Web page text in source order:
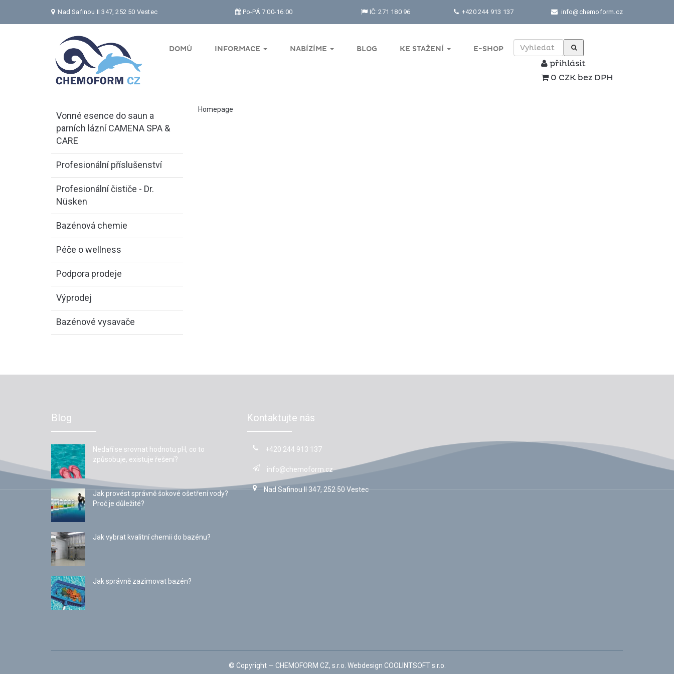
Nad Safinou II 347, 252 50 Vestec Po-PÁ 7:00-16:00 IČ: 271 180 96 +420 244 913 137 info@chemoform.cz
DOMŮ INFORMACE NABÍZÍME BLOG KE STAŽENÍ E-SHOP
přihlásit
0 CZK bez DPH
Vonné esence do saun a
parních lázní CAMENA SPA &
CARE
Profesionální příslušenství
Profesionální čističe - Dr.
Nüsken
Bazénová chemie
Péče o wellness
Podpora prodeje
Výprodej
Bazénové vysavače
Homepage
Blog
Nedaří se srovnat hodnotu pH, co to
způsobuje, existuje řešení?
Jak provést správně šokové ošetření vody?
Proč je důležité?
Jak vybrat kvalitní chemii do bazénu?
Jak správně zazimovat bazén?
Kontaktujte nás
+420 244 913 137
info@chemoform.cz
Nad Safinou II 347, 252 50 Vestec
© Copyright — CHEMOFORM CZ, s.r.o. Webdesign COOLINTSOFT s.r.o.